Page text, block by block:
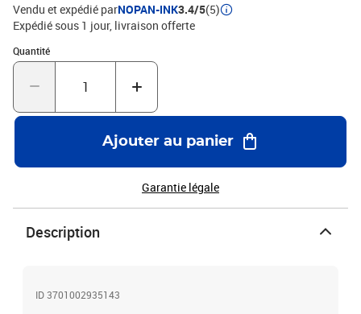
Vendu et expédié parNOPAN-INK3.4/5(5)
Expédié sous 1 jour livraison offerte
Quantité
Quantité : 1
Ajouter au panier
Garantie légale
Description
ID 3701002935143